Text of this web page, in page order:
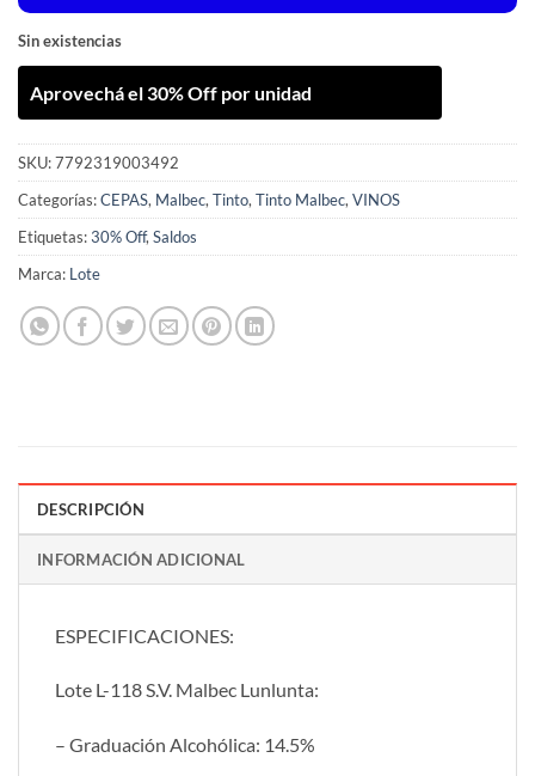
Sin existencias
Aprovechá el 30% Off por unidad
SKU:7792319003492
Categorías:CEPAS, Malbec, Tinto, Tinto Malbec, VINOS
Etiquetas:30% Off, Saldos
Marca: Lote
DESCRIPCIÓN
INFORMACIÓN ADICIONAL
ESPECIFICACIONES:
Lote L-118 S.V. Malbec Lunlunta:
– Graduación Alcohólica: 14.5%